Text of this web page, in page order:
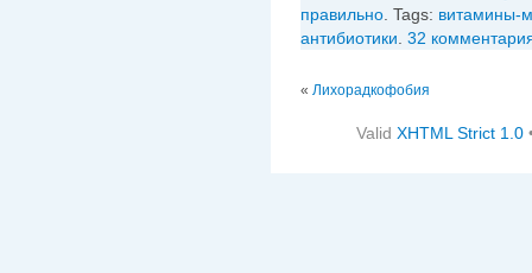
правильно . Tags: витамины-
антибиотики 32
« Лихорадкофобия
ValidXHTML Strict 1.0